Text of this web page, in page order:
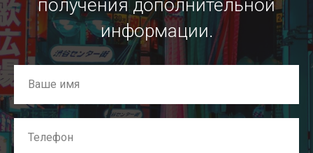
получения дополнительной
информации.